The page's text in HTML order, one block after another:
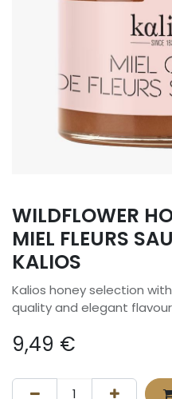
WILDFLOWER
MIEL FLEURS
KALIOS
Kalios honey selection
quality and elegant
9,49 €